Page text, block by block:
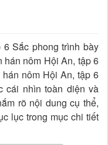
Sắc phong trình bày
nôm Hội An, tập 6
nôm Hội An, tập 6
cái nhìn toàn diện và
rõ nội dung cụ thể,
lục trong mục chi tiết